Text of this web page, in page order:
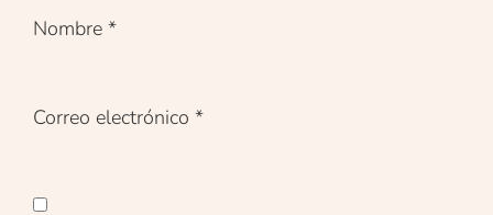
Nombre *
Correo electrónico *